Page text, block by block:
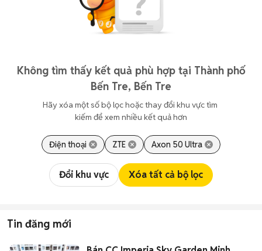
Không tìm thấy kết quả phù hợp tại Thành phố
Bến Tre, Bến Tre
Hãy xóa một số bộ lọc hoặc thay đổi khu vực tìm
kiếm để xem nhiều kết quả hơn
Điện thoại ZTE Axon 50 Ultra
Đổi khu vực Xóa tất cả bộ lọc
Tin đăng mới